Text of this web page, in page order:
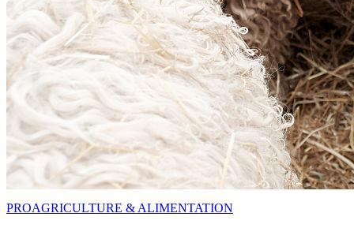
PROAGRICULTURE & ALIMENTATION